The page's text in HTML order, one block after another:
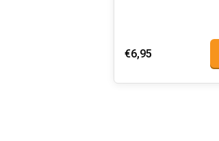
€6,95